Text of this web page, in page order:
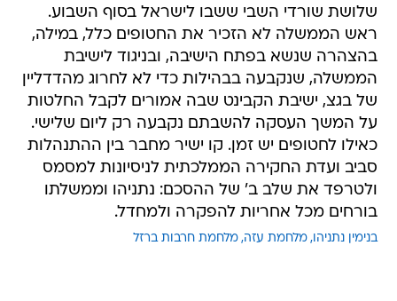
שלושת שורדי השבי ששבו לישראל בסוף השבוע.
ראש הממשלה לא הזכיר את החטופים כלל, במילה,
בהצהרה שנשא בפתח הישיבה, ובניגוד לישיבת
הממשלה, שנקבעה בבהילות כדי לא לחרוג מהדדליין
של בגצ, ישיבת הקבינט שבה אמורים לקבל החלטות
על המשך העסקה להשבתם נקבעה רק ליום שלישי.
כאילו לחטופים יש זמן. קו ישיר מחבר בין ההתנהלות
סביב ועדת החקירה הממלכתית לניסיונות למסמס
ולטרפד את שלב ב' של ההסכם: נתניהו וממשלתו
בורחים מכל אחריות להפקרה ולמחדל.
בנימין נתניהו מלחמת עזה מלחמת חרבות ברזל